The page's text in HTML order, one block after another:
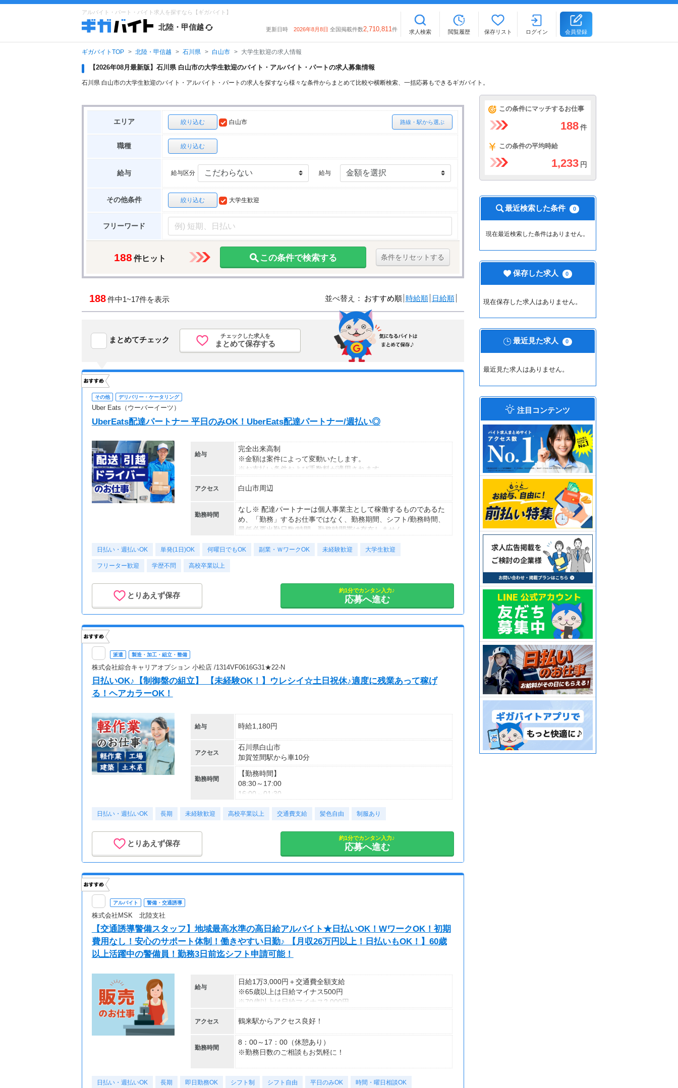
アルバイト・パート・バイト求人を探すなら【ギガバイト】
北陸・甲信越 更新日時 2026年8月8日 全国掲載件数2,710,811件 求人検索 閲覧履歴 保存リスト ログイン 会員登録
ギガバイトTOP 北陸・甲信越 石川県 白山市 大学生歓迎の求人情報
【2026年08月最新版】石川県 白山市の大学生歓迎のバイト・アルバイト・パートの求人募集情報
石川県 白山市の大学生歓迎のバイト・アルバイト・パートの求人を探すなら様々な条件からまとめて比較や横断検索、一括応募もできるギガバイト。
エリア 絞り込む 路線・駅から選ぶ
白山市
職種 絞り込む
給与 給与区分 給与
その他条件 絞り込む 大学生歓迎
フリーワード
188 件ヒット この条件で検索する 条件をリセットする
188件中1~17件を表示 並べ替え： おすすめ順 時給順 日給順
まとめてチェック チェックした求人を
まとめて保存する
その他 デリバリー・ケータリング
Uber Eats（ウーバーイーツ）
UberEats配達パートナー 平日のみOK！UberEats配達パートナー/週払い◎
給与
完全出来高制
※金額は案件によって変動いたします。
※お支払い条件および手数料が適用されます
アクセス 白山市周辺
勤務時間
なし※ 配達パートナーは個人事業主として稼働するものであるた
め、「勤務」するお仕事ではなく、勤務期間、シフト/勤務時間、
最低必要出勤日数/時間、勤務時間帯は存在しません。
日払い・週払いOK 単発(1日)OK 何曜日でもOK 副業・ＷワークOK 未経験歓迎 大学生歓迎
フリーター歓迎 学歴不問 高校卒業以上
とりあえず保存
約1分でカンタン入力♪
応募へ進む
派遣 製造・加工・組立・整備
株式会社綜合キャリアオプション 小松店 /1314VF0616G31★22-N
日払いOK♪【制御盤の組立】 【未経験OK！】ウレシイ☆土日祝休♪適度に残業あって稼げ
る！ヘアカラーOK！
給与 時給1,180円
アクセス
石川県白山市
加賀笠間駅から車10分
勤務時間
【勤務時間】
08:30～17:00
16:00～01:30
【休日】
土日祝(会社カレンダー)
【休憩時間】
【残業】
あり(月10時間以上)
日払い・週払いOK 長期 未経験歓迎 高校卒業以上 交通費支給 髪色自由 制服あり
とりあえず保存
約1分でカンタン入力♪
応募へ進む
アルバイト 警備・交通誘導
株式会社MSK 北陸支社
【交通誘導警備スタッフ】地域最高水準の高日給アルバイト★日払いOK！WワークOK！初期
費用なし！安心のサポート体制！働きやすい日勤♪ 【月収26万円以上！日払いもOK！】60歳
以上活躍中の警備員！勤務3日前迄シフト申請可能！
給与
日給1万3,000円＋交通費全額支給
※65歳以上は日給マイナス500円
※70歳以上は日給マイナス2,000円
---
■交通誘導2級以上の資格をお持ちの方は
日給1万3,000円
（一律交通費1,000円含む）
★交通誘導2級（以上）として従事した場合
アクセス 鶴来駅からアクセス良好！
勤務時間
8：00～17：00（休憩あり）
※勤務日数のご相談もお気軽に！
・平日のみOK
日払い・週払いOK 長期 即日勤務OK シフト制 シフト自由 平日のみOK 時間・曜日相談OK
この条件にマッチするお仕事
188 件
この条件の平均時給
1,233 円
最近検索した条件 0
現在最近検索した条件はありません。
保存した求人 0
現在保存した求人はありません。
最近見た求人 0
最近見た求人はありません。
注目コンテンツ